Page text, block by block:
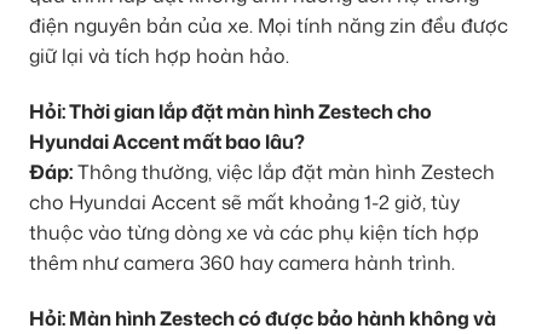
điện nguyên bản của xe. Mọi tính năng zin đều được
giữ lại và tích hợp hoàn hảo.
Hỏi: Thời gian lắp đặt màn hình Zestech cho
Hyundai Accent mất bao lâu?
Đáp:Thông thường, việc lắp đặt màn hình Zestech
cho Hyundai Accent sẽ mất khoảng 1-2 giờ, tùy
thuộc vào từng dòng xe và các phụ kiện tích hợp
thêm như camera 360 hay camera hành trình.
Hỏi: Màn hình Zestech có được bảo hành không và